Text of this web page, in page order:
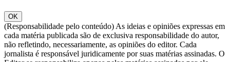
OK
(Responsabilidade pelo conteúdo) As ideias e opiniões expressas em
cada matéria publicada são de exclusiva responsabilidade do autor,
não refletindo, necessariamente, as opiniões do editor. Cada
jornalista é responsável juridicamente por suas matérias assinadas. O